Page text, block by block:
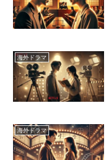
海外ドラマ
海外ドラマ